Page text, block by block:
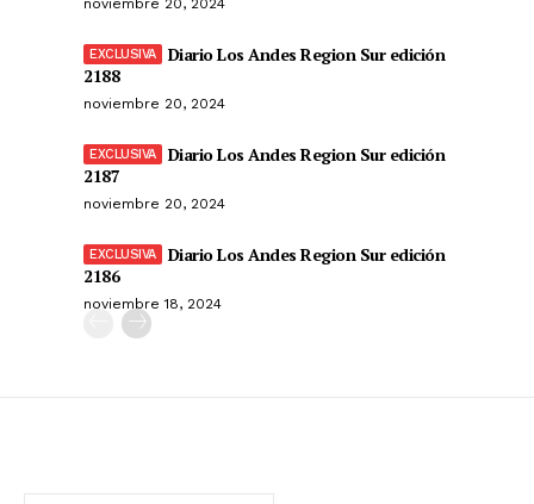
noviembre 20, 2024
Diario Los Andes Region Sur edición
2188
noviembre 20, 2024
Diario Los Andes Region Sur edición
2187
noviembre 20, 2024
Diario Los Andes Region Sur edición
2186
noviembre 18, 2024